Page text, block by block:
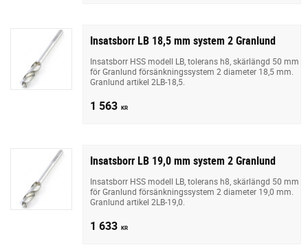
Insatsborr LB 18,5 mm system 2 Granlund
Insatsborr HSS modell LB, tolerans h8, skärlängd 50 mm
för Granlund försänkningssystem 2 diameter 18,5 mm.
Granlund artikel 2LB-18,5.
1 563 KR
Insatsborr LB 19,0 mm system 2 Granlund
Insatsborr HSS modell LB, tolerans h8, skärlängd 50 mm
för Granlund försänkningssystem 2 diameter 19,0 mm.
Granlund artikel 2LB-19,0.
1 633 KR